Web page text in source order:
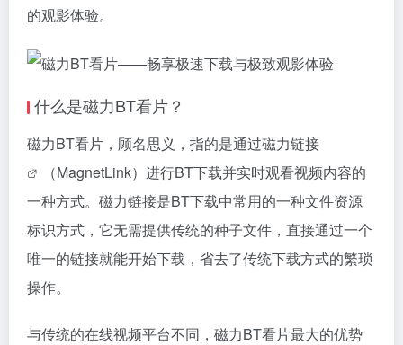
的观影体验。
什么是磁力BT看片？
磁力BT看片，顾名思义，指的是通过磁力链接
（MagnetLink）进行BT下载并实时观看视频内容的
一种方式。 磁力链接是BT下载中常用的一种文件资源
标识方式，它无需提供传统的种子文件，直接通过一个
唯一的链接就能开始下载，省去了传统下载方式的繁琐
操作。
与传统的在线视频平台不同，磁力BT看片最大的优势